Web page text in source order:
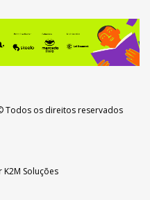
Todos os direitos reservados
K2M Soluções